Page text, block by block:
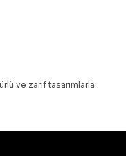
ve zarif tasarımlarla